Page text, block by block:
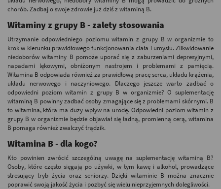
chorób. Zadbaj o swoje zdrowie już dziś z witaminą B.
Witaminy z grupy B - zalety stosowania
Utrzymanie odpowiedniego poziomu witamin z grupy B w organizmie to
krok w kierunku prawidłowego funkcjonowania ciała i umysłu. Zlikwidowanie
niedoborów witaminy B pomoże uporać się z zaburzeniami depresyjnymi,
napadami lękowymi, obniżonym nastrojem i problemami z pamięcią.
Witamina B odpowiada również za prawidłową pracę serca, układu krążenia,
układu nerwowego i naczyniowego. Dlaczego jeszcze warto zadbać o
odpowiedni poziom witamin z grupy B w organizmie? O suplementację
witaminą B powinny zadbać osoby zmagające się z problemami skórnymi. B
to witamina, która ma duży wpływ na urodę. Odpowiedni poziom witamin z
grupy B w organizmie będzie objawiał się ładną, promienną cerą, witamina
B pomaga również zwalczyć trądzik.
Witamina B - dla kogo?
Kto powinien zwrócić szczególną uwagę na suplementację witaminą B?
Osoby, które często sięgają po używki, w tym kawę i alkohol, prowadzące
stresujący tryb życia oraz seniorzy. Dzięki witaminie B można znacznie
poprawić swoją jakość życia i pozbyć się wielu nieprzyjemnych dolegliwości.